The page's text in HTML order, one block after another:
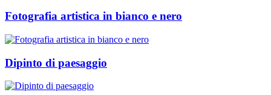
Fotografia artistica in bianco e nero
Dipinto di paesaggio